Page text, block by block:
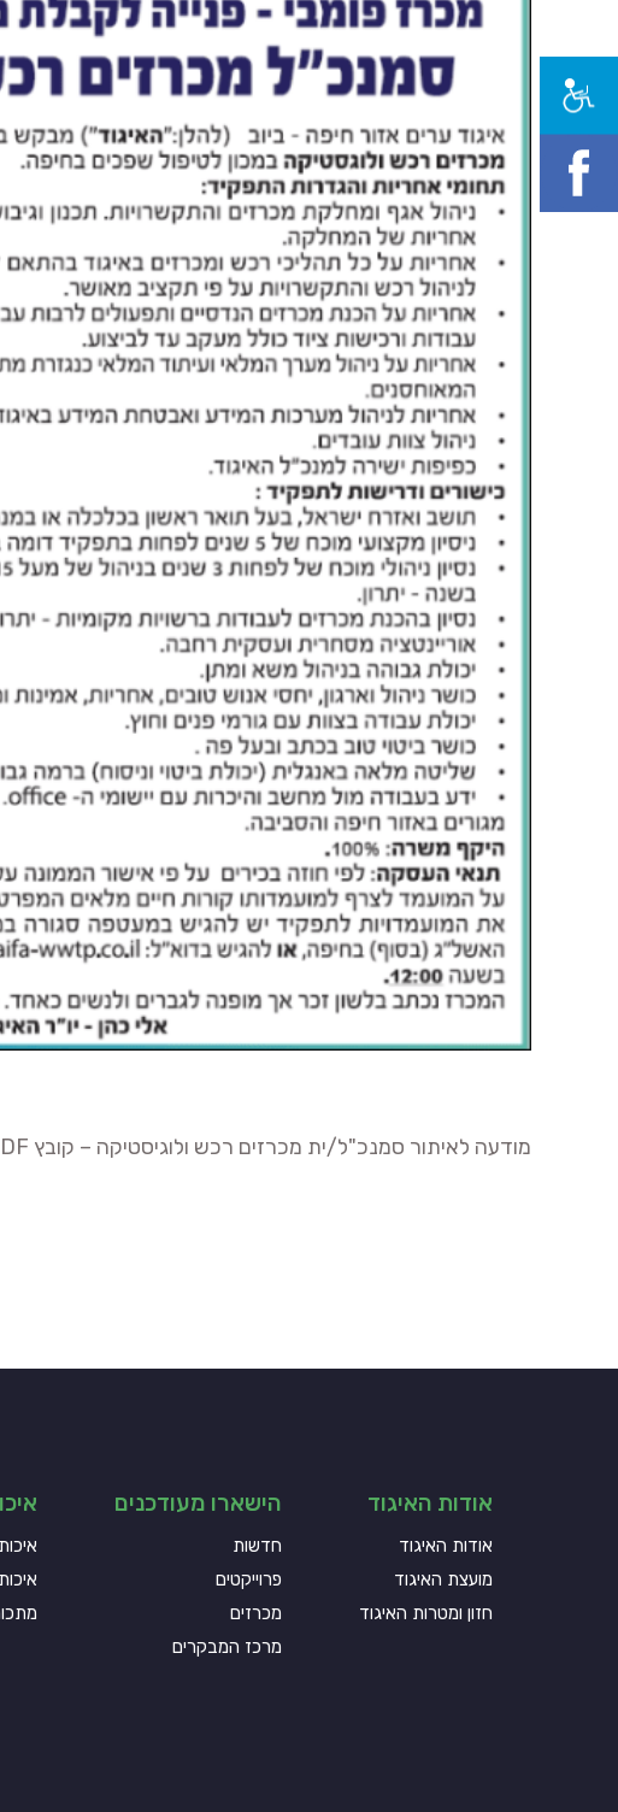
מודעה לאיתור סמנכ"ל/ית מכרזים רכש ולוגיסטיקה – קובץ PDF
אודות האיגוד
אודות האיגוד
מועצת האיגוד
חזון ומטרות האיגוד
הישארו מעודכנים
חדשות
פרוייקטים
מכרזים
מרכז המבקרים